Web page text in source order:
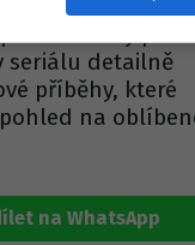
rozšíření
seriálu detailně
příběhy, které
na
na WhatsApp